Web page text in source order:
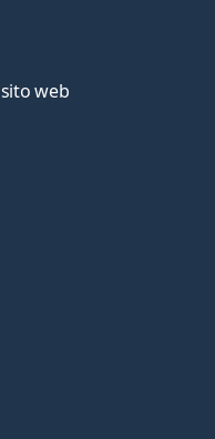
web